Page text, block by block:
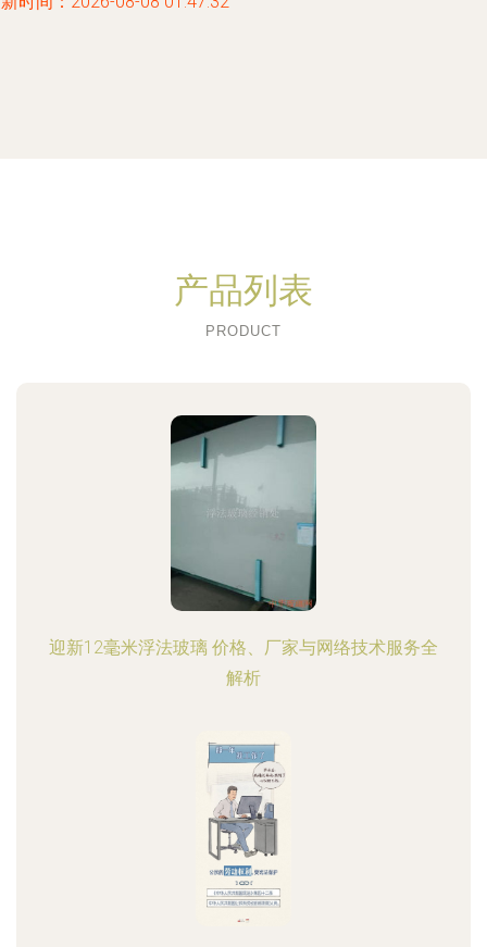
产品列表
PRODUCT
迎新12毫米浮法玻璃 价格、厂家与网络技术服务全
解析